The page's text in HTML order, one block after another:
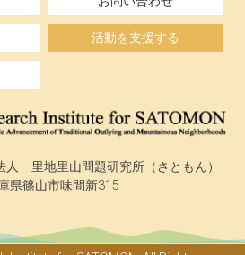
活動を支援する
人 里地里山問題研究所（さともん）
県篠山市味間新315